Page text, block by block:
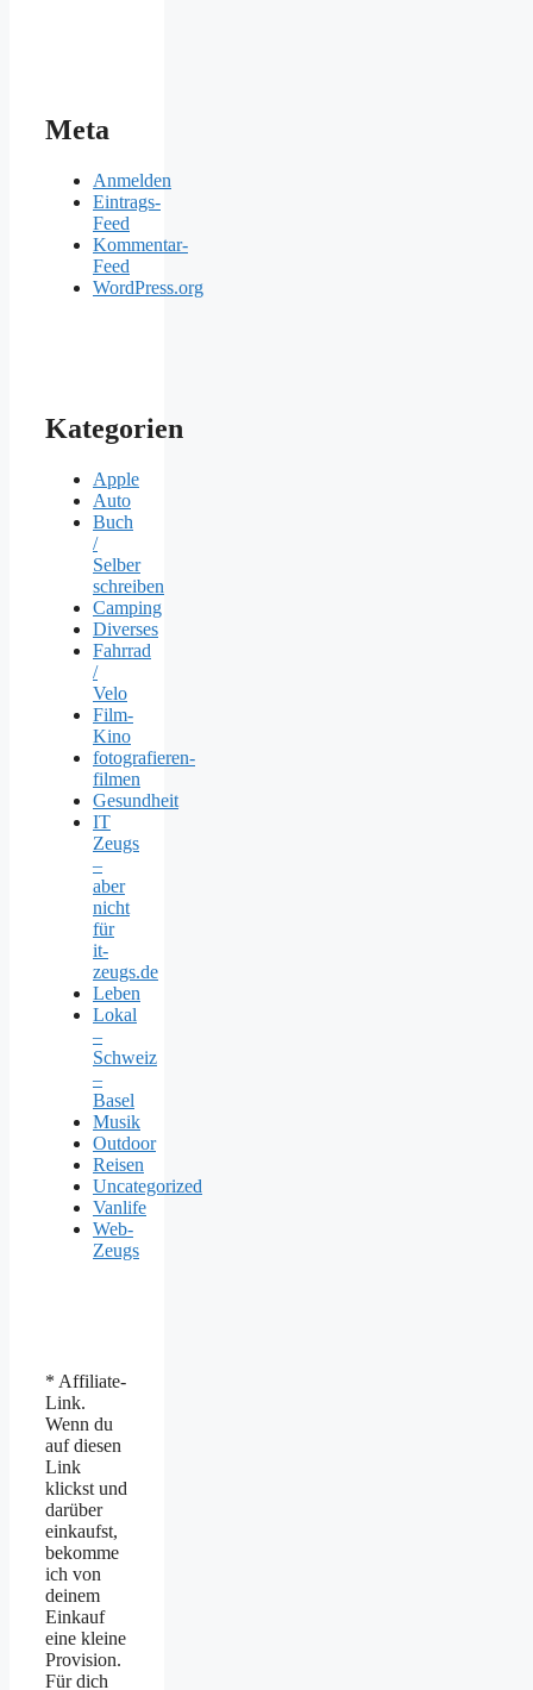
Meta
Anmelden
Eintrags-
Feed
Kommentar-
Feed
WordPress.org
Kategorien
Apple
Auto
Buch
/
Selber
schreiben
Camping
Diverses
Fahrrad
/
Velo
Film-
Kino
fotografieren-
filmen
Gesundheit
IT
Zeugs
–
aber
nicht
für
it-
zeugs.de
Leben
Lokal
–
Schweiz
–
Basel
Musik
Outdoor
Reisen
Uncategorized
Vanlife
Web-
Zeugs
* Affiliate-
Link.
Wenn du
auf diesen
Link
klickst und
darüber
einkaufst,
bekomme
ich von
deinem
Einkauf
eine kleine
Provision.
Für dich